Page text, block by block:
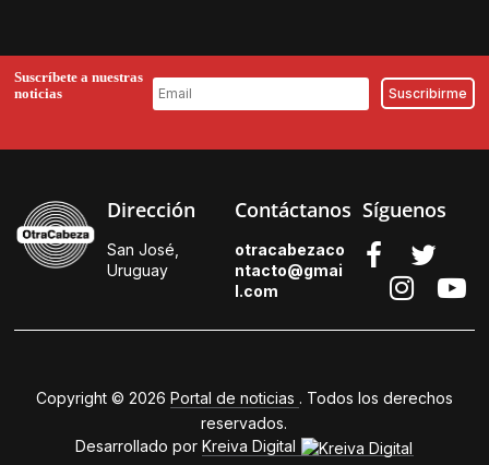
Suscríbete a nuestras
noticias
Dirección
San José,
Uruguay
Contáctanos
otracabezaco
ntacto@gmai
l.com
Síguenos
Copyright © 2026 Portal de noticias . Todos los derechos
reservados.
Desarrollado porKreiva Digital